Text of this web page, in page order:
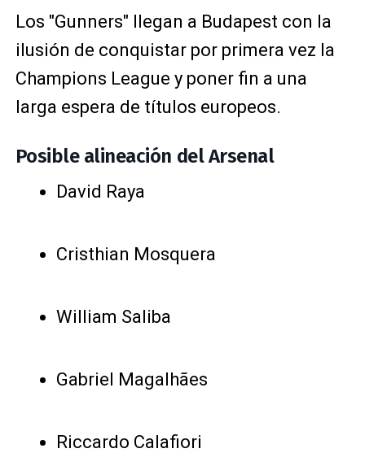
Los "Gunners" llegan a Budapest con la
ilusión de conquistar por primera vez la
Champions League y poner fin a una
larga espera de títulos europeos.
Posible alineación del Arsenal
David Raya
Cristhian Mosquera
William Saliba
Gabriel Magalhães
Riccardo Calafiori